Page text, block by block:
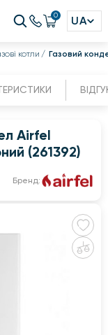
0 UA
котли Газовий
Airfel
(261392)
Бренд: